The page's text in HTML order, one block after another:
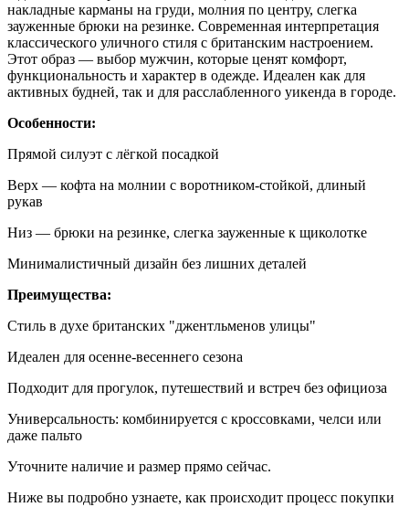
накладные карманы на груди, молния по центру, слегка
зауженные брюки на резинке. Современная интерпретация
классического уличного стиля с британским настроением.
Этот образ — выбор мужчин, которые ценят комфорт,
функциональность и характер в одежде. Идеален как для
активных будней, так и для расслабленного уикенда в городе.
Особенности:
Прямой силуэт с лёгкой посадкой
Верх — кофта на молнии с воротником-стойкой, длиный
рукав
Низ — брюки на резинке, слегка зауженные к щиколотке
Минималистичный дизайн без лишних деталей
Преимущества:
Стиль в духе британских "джентльменов улицы"
Идеален для осенне-весеннего сезона
Подходит для прогулок, путешествий и встреч без официоза
Универсальность: комбинируется с кроссовками, челси или
даже пальто
Уточните наличие и размер прямо сейчас.
Ниже вы подробно узнаете, как происходит процесс покупки